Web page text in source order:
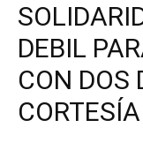
DEBIL
CON DOS